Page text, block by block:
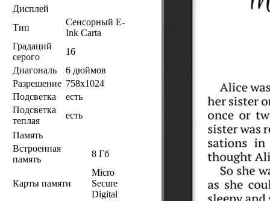
Дисплей
Тип
Сенсорный E-
Ink Carta
Градаций
серого
16
Диагональ
6 дюймов
Разрешение 758x1024
Подсветка
есть
Подсветка
теплая
есть
Память
Встроенная
память
8 Гб
Карты памяти
Micro
Secure
Digital